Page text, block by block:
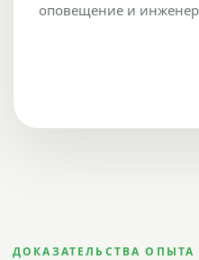
оповещение и
ДОКАЗАТЕЛЬСТВА ОПЫТА